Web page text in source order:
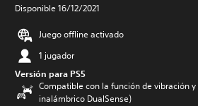
Disponible 16/12/2021
Juego offline activado
1 jugador
Versión para PS5
Compatible con la función de vibración
inalámbrico DualSense)